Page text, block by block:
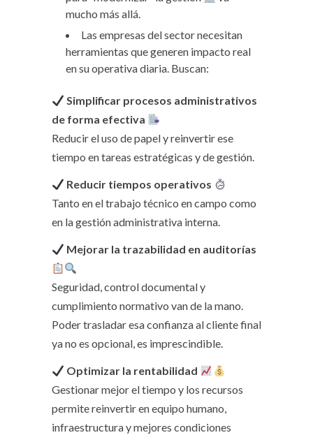
mucho más allá.
Las empresas del sector necesitan
herramientas que generen impacto real
en su operativa diaria. Buscan:
Simplificar procesos administrativos
de forma efectiva
Reducir el uso de papel y reinvertir ese
tiempo en tareas estratégicas y de gestión.
Reducir tiempos operativos
Tanto en el trabajo técnico en campo como
en la gestión administrativa interna.
Mejorar la trazabilidad en auditorías
Seguridad, control documental y
cumplimiento normativo van de la mano.
Poder trasladar esa confianza al cliente final
ya no es opcional, es imprescindible.
Optimizar la rentabilidad
Gestionar mejor el tiempo y los recursos
permite reinvertir en equipo humano,
infraestructura y mejores condiciones